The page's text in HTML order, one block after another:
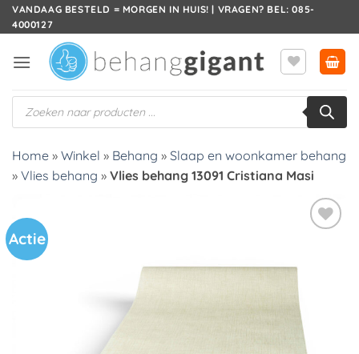
Ga
naar
VANDAAG BESTELD = MORGEN IN HUIS! | VRAGEN? BEL: 085-
4000127
Producten
zoeken
Home » Winkel » Behang » Slaap en woonkamer behang
» Vlies behang » Vlies behang 13091 Cristiana Masi
Actie
verlanglijst